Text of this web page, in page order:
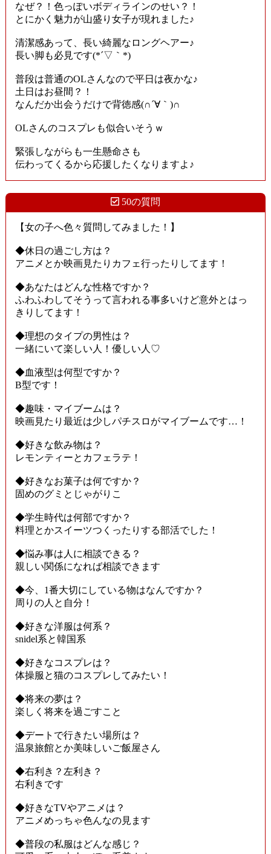
なぜ？！色っぽいボディラインのせい？！
とにかく魅力が山盛り女子が現れました♪
清潔感あって、長い綺麗なロングヘアー♪
長い脚も必見です(*´▽｀*)
普段は普通のOLさんなので平日は夜かな♪
土日はお昼間？！
なんだか出会うだけで背徳感(∩´∀｀)∩
OLさんのコスプレも似合いそうｗ
緊張しながらも一生懸命さも
伝わってくるから応援したくなりますよ♪
50の質問
【女の子へ色々質問してみました！】
◆休日の過ごし方は？
アニメとか映画見たりカフェ行ったりしてます！
◆あなたはどんな性格ですか？
ふわふわしてそうって言われる事多いけど意外とはっ
きりしてます！
◆理想のタイプの男性は？
一緒にいて楽しい人！優しい人♡
◆血液型は何型ですか？
B型です！
◆趣味・マイブームは？
映画見たり最近は少しパチスロがマイブームです…！
◆好きな飲み物は？
レモンティーとカフェラテ！
◆好きなお菓子は何ですか？
固めのグミとじゃがりこ
◆学生時代は何部ですか？
料理とかスイーツつくったりする部活でした！
◆悩み事は人に相談できる？
親しい関係になれば相談できます
◆今、1番大切にしている物はなんですか？
周りの人と自分！
◆好きな洋服は何系？
snidel系と韓国系
◆好きなコスプレは？
体操服と猫のコスプレしてみたい！
◆将来の夢は？
楽しく将来を過ごすこと
◆デートで行きたい場所は？
温泉旅館とか美味しいご飯屋さん
◆右利き？左利き？
右利きです
◆好きなTVやアニメは？
アニメめっちゃ色んなの見ます
◆普段の私服はどんな感じ？